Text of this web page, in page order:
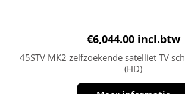
€6,044.00 incl.btw
45STV MK2 zelfzoekende satelliet TV
(HD)